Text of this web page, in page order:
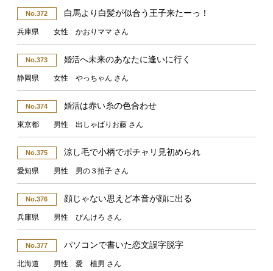
No.372 白馬より白髪が似合う王子来たーっ！
兵庫県 女性 かおりママ さん
No.373 婚活へ未来のあなたに逢いに行く
静岡県 女性 やっちゃん さん
No.374 婚活は赤い糸の色合わせ
東京都 男性 出しゃばりお藤 さん
No.375 涼し毛で小柄でポチャリ見初められ
愛知県 男性 男の３拍子 さん
No.376 顔じゃない思えど本音が顔に出る
兵庫県 男性 ぴんけろ さん
No.377 パソコンで書いた恋文誤字脱字
北海道 男性 愛 植男 さん